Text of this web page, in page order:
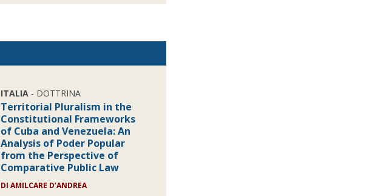
ITALIA- DOTTRINA
Territorial Pluralism in the
Constitutional Frameworks
of Cuba and Venezuela: An
Analysis of Poder Popular
from the Perspective of
Comparative Public Law
DI AMILCARE D’ANDREA